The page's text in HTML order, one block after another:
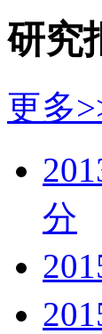
研究
更多
分